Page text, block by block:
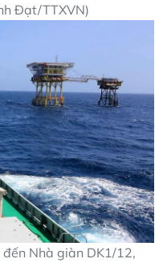
Đạt/TTXVN)
Nhà giàn DK1/12,